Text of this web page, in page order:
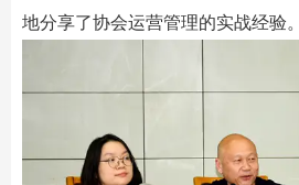
地分享了协会运营管理的实战经验。